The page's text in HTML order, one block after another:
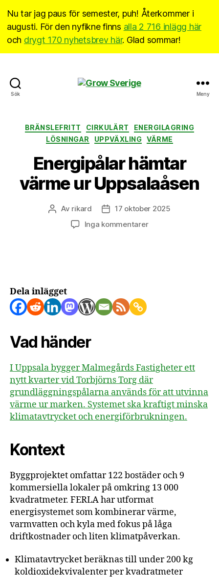
Nu tar jag paus för semester, puh! Återkommer i
augusti. För den nyfikne finns alla 2 716 inlägg här
och drygt 170 nyhetsbrev här. Glad sommar!
Sök Meny
Kategorier
BRÄNSLEFRITT CIRKULÄRT
ENERGILAGRING
LÖSNINGAR
UPPVÄXLING VÄRME
Energipålar hämtar
värme ur Uppsalaåsen
Inläggsförfattare
Av rikard Inläggsdatum
17 oktober 2025
Inga kommentarertill
Dela inlägget
Vad händer
I Uppsala bygger Malmegårds Fastigheter ett
nytt kvarter vid Torbjörns Torg där
grundläggningspålarna används för att utvinna
värme ur marken. Systemet ska kraftigt minska
klimatavtrycket och energiförbrukningen.
Kontext
Byggprojektet omfattar 122 bostäder och 9
kommersiella lokaler på omkring 13 000
kvadratmeter. FERLA har utformat
energisystemet som kombinerar värme,
varmvatten och kyla med fokus på låga
driftkostnader och liten klimatpåverkan.
Klimatavtrycket beräknas till under 200 kg
koldioxidekvivalenter per kvadratmeter